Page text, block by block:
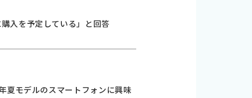
入を予定している」と回答
夏モデルのスマートフォンに興味